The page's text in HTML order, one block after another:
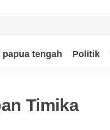
papua tengah Politik
Timika